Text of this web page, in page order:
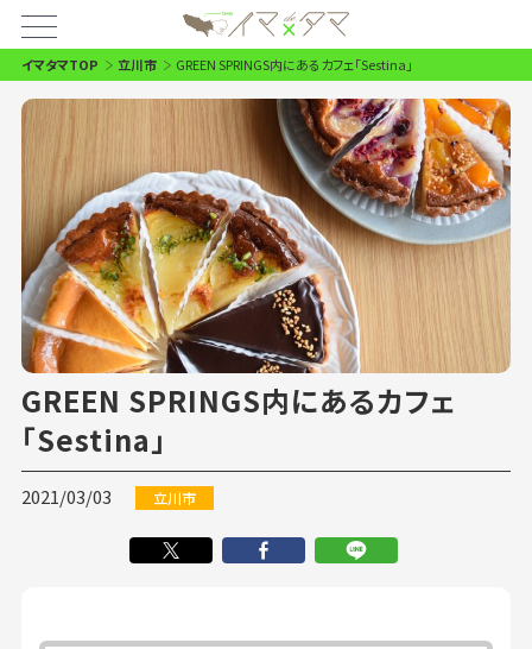
イマタマTOP 立川市 GREEN SPRINGS内にあるカフェ「Sestina」
GREEN SPRINGS内にあるカフェ
「Sestina」
2021/03/03 立川市